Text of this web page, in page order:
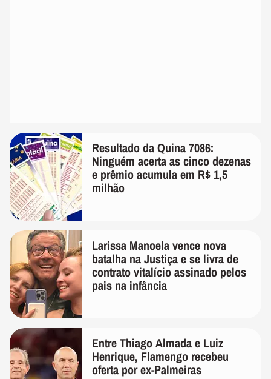
Resultado da Quina 7086:
Ninguém acerta as cinco dezenas
e prêmio acumula em R$ 1,5
milhão
Larissa Manoela vence nova
batalha na Justiça e se livra de
contrato vitalício assinado pelos
pais na infância
Entre Thiago Almada e Luiz
Henrique, Flamengo recebeu
oferta por ex-Palmeiras